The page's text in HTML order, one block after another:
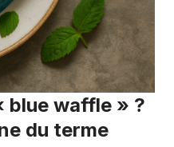
blue waffle » ?
du terme